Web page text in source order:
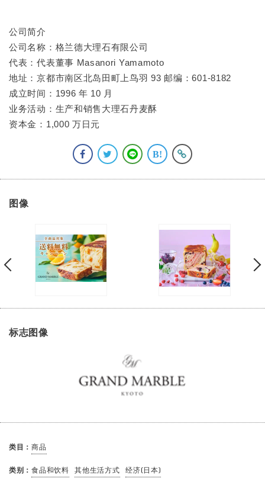
公司简介
公司名称：格兰德大理石有限公司
代表：代表董事 Masanori Yamamoto
地址：京都市南区北岛田町上鸟羽 93 邮编：601-8182
成立时间：1996 年 10 月
业务活动：生产和销售大理石丹麦酥
资本金：1,000 万日元
图像
标志图像
类目：商品
类别：食品和饮料 其他生活方式 经济(日本)